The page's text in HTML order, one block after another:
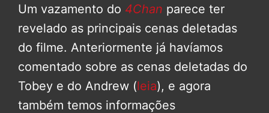
Um vazamento do 4Chan parece ter
revelado as principais cenas deletadas
do filme. Anteriormente já havíamos
comentado sobre as cenas deletadas do
Tobey e do Andrew (leia), e agora
também temos informações